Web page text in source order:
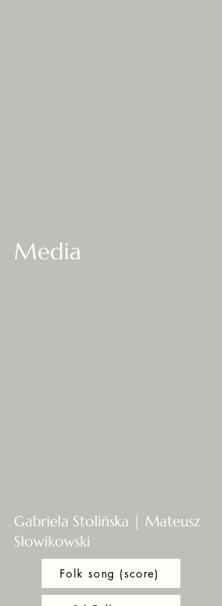
Media
Gabriela Stolińska | Mateusz
Słowikowski
Folk song (score)